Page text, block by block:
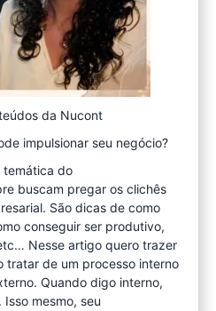
da Nucont
impulsionar seu negócio?
temática do
buscam pregar os clichês
São dicas de como
conseguir ser produtivo,
Nesse artigo quero trazer
tratar de um processo interno
Quando digo interno,
mesmo, seu